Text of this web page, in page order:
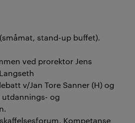
stand-up buffet).
ved prorektor Jens
v/Jan Tore Sanner (H) og
utdannings- og
Kompetanse